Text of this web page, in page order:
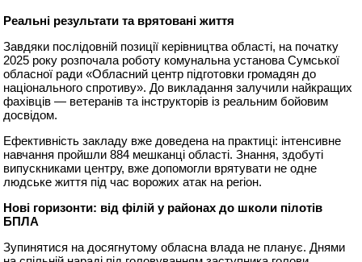
Реальні результати та врятовані життя
Завдяки послідовній позиції керівництва області, на початку
2025 року розпочала роботу комунальна установа Сумської
обласної ради «Обласний центр підготовки громадян до
національного спротиву». До викладання залучили найкращих
фахівців — ветеранів та інструкторів із реальним бойовим
досвідом.
Ефективність закладу вже доведена на практиці: інтенсивне
навчання пройшли 884 мешканці області. Знання, здобуті
випускниками центру, вже допомогли врятувати не одне
людське життя під час ворожих атак на регіон.
Нові горизонти: від філій у районах до школи пілотів
БПЛА
Зупинятися на досягнутому обласна влада не планує. Днями